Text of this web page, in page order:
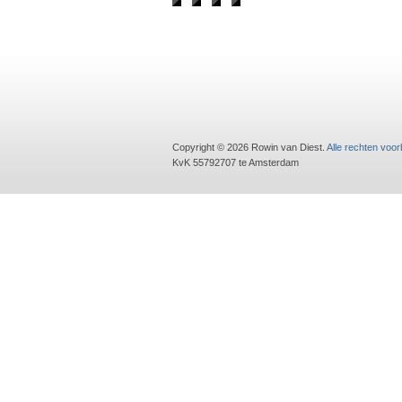
Copyright © 2026 Rowin van Diest. Alle rechten
KvK 55792707 te Amsterdam